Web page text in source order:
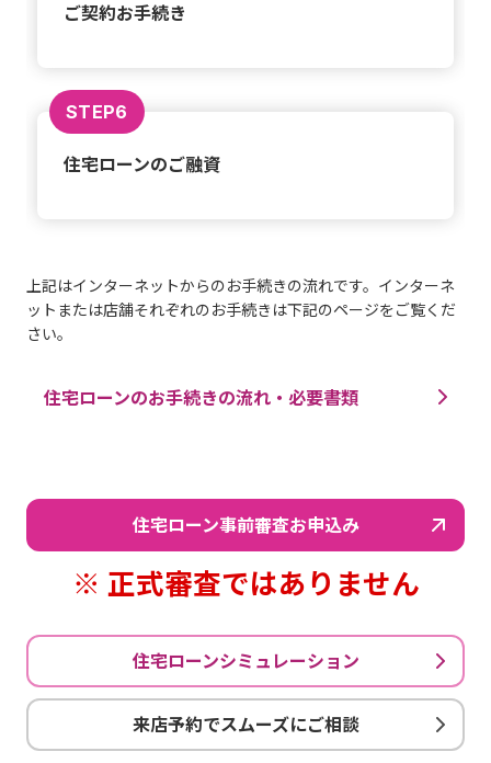
ご契約お手続き
STEP6
住宅ローンのご融資
上記はインターネットからのお手続きの流れです。インターネ
ットまたは店舗それぞれのお手続きは下記のページをご覧くだ
さい。
住宅ローンのお手続きの流れ・必要書類
住宅ローン事前審査お申込み
※ 正式審査ではありません
住宅ローンシミュレーション
来店予約でスムーズにご相談